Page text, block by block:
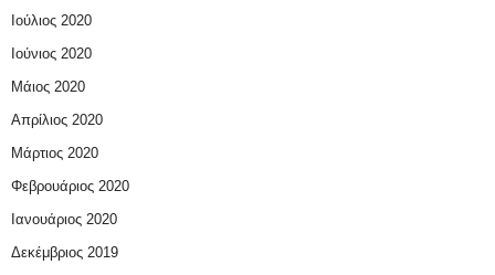
Ιούλιος 2020
Ιούνιος 2020
Μάιος 2020
Απρίλιος 2020
Μάρτιος 2020
Φεβρουάριος 2020
Ιανουάριος 2020
Δεκέμβριος 2019